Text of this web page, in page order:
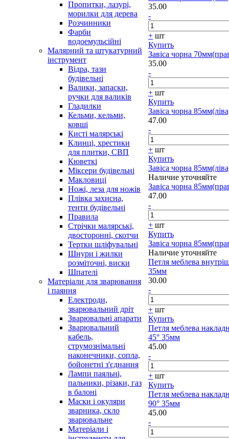
Пропитки, лазурі,
морилки для дерева
Розчинники
Фарби
водоемульсійні
Малярний та штукатурний
інструмент
Відра, тази
будівельні
Валики, запаски,
ручки для валиків
Гладилки
Кельми, кельми,
ковші
Кисті малярські
Клинці, хрестики
для плитки, СВП
Кюветкі
Міксери будівельні
Макловиці
Ножі, леза для ножів
Плівка захисна,
тенти будівельні
Правила
Стрічки малярські,
двосторонні, скотчи
Тертки шліфувальні
Шнури і жилки
розміточні, виски
Шпателі
Матеріали для зварювання
і паяння
Електроди,
зварювальний дріт
Зварювальні апарати
Зварювальний
кабель,
струмознімальні
наконечники, сопла,
бойонетні з'єднання
Лампи паяльні,
пальники, різаки, газ
в балоні
Маски і окуляри
зварника, скло
зварювальне
Матеріали і
35.00
-
+ шт
Купить
Завіса чорна
35.00
-
+ шт
Купить
Завіса чорна
47.00
-
+ шт
Купить
Завіса чорна
Наличие уточняйте
Завіса чорна
47.00
-
+ шт
Купить
Завіса чорна
Наличие уточняйте
Петля меблева
35мм
30.00
-
+ шт
Купить
Петля меблева
45° 35мм
45.00
-
+ шт
Купить
Петля меблева
90° 35мм
45.00
-